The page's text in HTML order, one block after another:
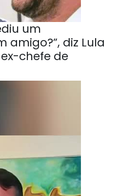
um
amigo?”, diz Lula
chefe de